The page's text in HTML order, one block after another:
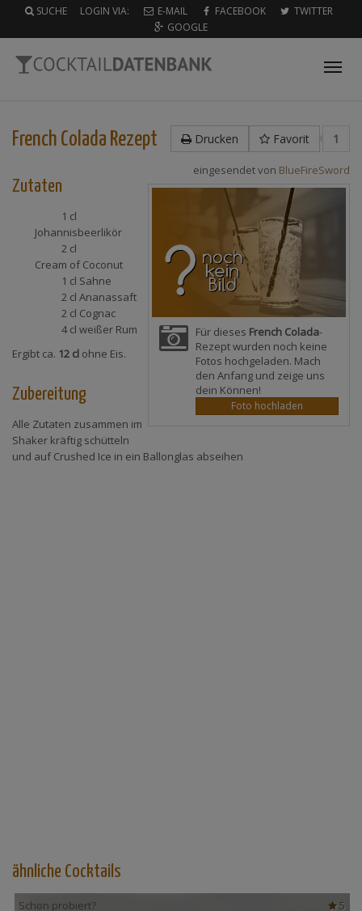
SUCHE LOGIN VIA: E-MAIL FACEBOOK
TWITTER
GOOGLE
Drucken Favorit 1
French Colada Rezept
eingesendet von BlueFireSword
Für dieses French Colada-
Rezept wurden noch keine
Fotos hochgeladen. Mach
den Anfang und zeige uns
dein Können!
Foto hochladen
Zutaten
1 cl
Johannisbeerlikör
2 cl
Cream of Coconut
1 cl Sahne
2 cl Ananassaft
2 cl Cognac
4 cl weißer Rum
Ergibt ca. 12 cl ohne Eis.
Zubereitung
Alle Zutaten zusammen im
Shaker kräftig schütteln
und auf Crushed Ice in ein Ballonglas abseihen
ähnliche Cocktails
5
Schon probiert?